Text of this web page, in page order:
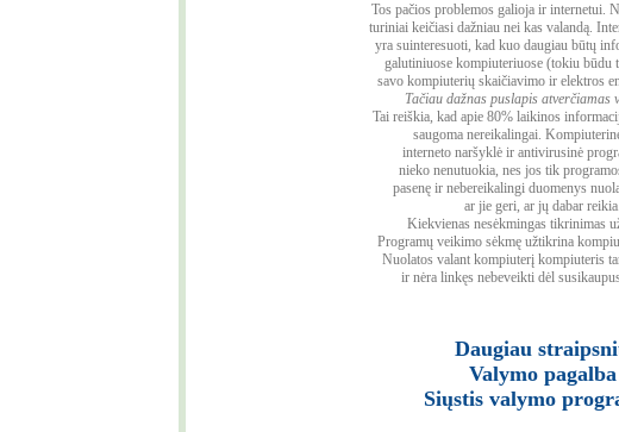
Tos pačios problemos galioja ir internetui.
turiniai keičiasi dažniau nei kas valandą.
yra suinteresuoti, kad kuo daugiau būtų
galutiniuose kompiuteriuose (tokiu būdu
savo kompiuterių skaičiavimo ir elektros
Tačiau dažnas puslapis atverčiamas
Tai reiškia, kad apie 80% laikinos
saugoma nereikalingai.
interneto naršyklė ir antivirusinė
nieko nenutuokia, nes jos tik
pasenę ir nebereikalingi duomenys
ar jie geri, ar jų dabar reikia.
Kiekvienas nesėkmingas tikrinimas
Programų veikimo sėkmę užtikrina
Nuolatos valant kompiuterį kompiuteris
ir nėra linkęs nebeveikti dėl
Daugiau
Valymo pagalba
Siųstis valymo